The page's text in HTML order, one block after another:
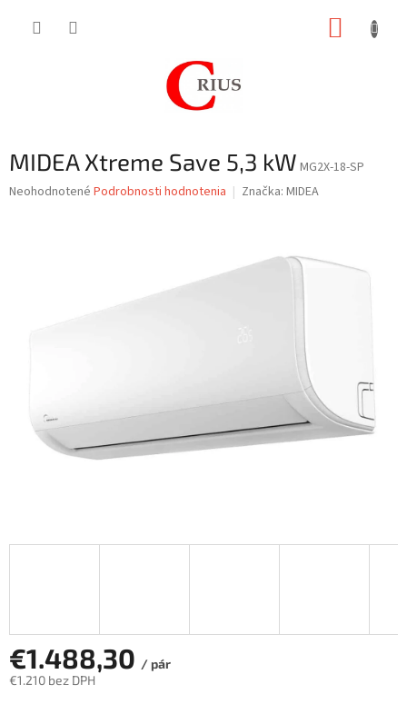
MIDEA Xtreme Save 5,3 kW MG2X-18-SP
Priemerné
Neohodnotené Podrobnosti hodnotenia Značka: MIDEA
€1.488,30 / pár
€1.210 bez DPH